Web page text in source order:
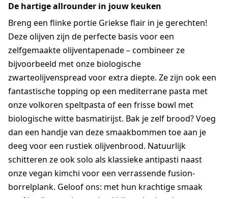
De hartige allrounder in jouw keuken
Breng een flinke portie Griekse flair in je gerechten!
Deze olijven zijn de perfecte basis voor een
zelfgemaakte olijventapenade – combineer ze
bijvoorbeeld met onze biologische
zwarteolijvenspread voor extra diepte. Ze zijn ook een
fantastische topping op een mediterrane pasta met
onze volkoren speltpasta of een frisse bowl met
biologische witte basmatirijst. Bak je zelf brood? Voeg
dan een handje van deze smaakbommen toe aan je
deeg voor een rustiek olijvenbrood. Natuurlijk
schitteren ze ook solo als klassieke antipasti naast
onze vegan kimchi voor een verrassende fusion-
borrelplank. Geloof ons: met hun krachtige smaak